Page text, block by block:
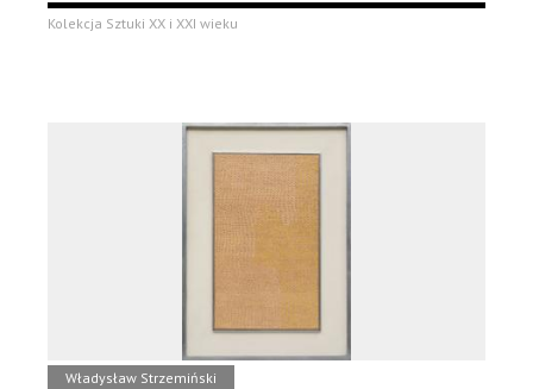
Kolekcja Sztuki XX i XXI wieku
Władysław Strzemiński